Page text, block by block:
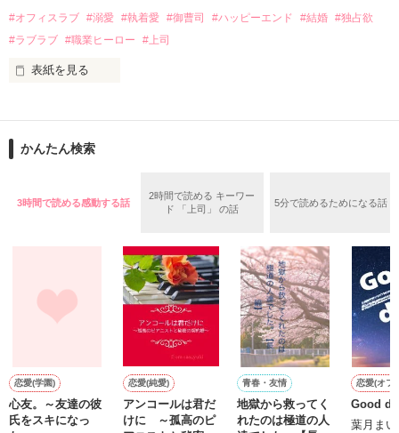
夏木美桜(なつきみお)
鳴海哲平 (なるみてっぺい)
2026.6.5～2026.7.25
＊以前、公開していた話の改稿版です＊
作品を読む
の関係となってしまい――？
#オフィスラブ #溺愛 #執着愛 #御曹司 #ハッピーエンド #結婚 #独占欲
#ラブラブ #職業ヒーロー #上司
表紙を見る
ションの企画戦略室で働いている。
めた、同期で恋人の石垣守（26）がいるのだが、後輩の姫原由
守と由羅から『便利屋雛子』と馬鹿にされ、一人こっそり泣い
た上、同居まで提案してきて──？
鷹哉『宜しくな、俺の雛子』🦅
雛子『俺の……ひぃ、雛子？！！！』🐥
シゴデキで冷徹な上司が見せる素顔は、なぜか想像以上に甘く
※表紙も作中使用の画像も全てフリー素材です。
※執筆期間2026.6.3〜7.20完結です。
かんたん検索
3時間で読める感動する話
2時間で読める キーワー
ド 「上司」 の話
5分で読めるためになる話
恋愛(学園)
心友。～友達の彼
氏をスキになっ
恋愛(純愛)
アンコールは君だ
けに ～孤高のピ
青春・友情
地獄から救ってく
れたのは極道の人
恋愛(オフ
Good
葉月ま